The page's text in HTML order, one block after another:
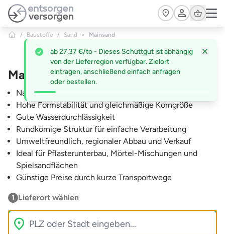
Zum Hauptinhalt springen
Cart
ab 27,37 €/to - Dieses Schüttgut ist abhängig
von der Lieferregion verfügbar. Zielort
eintragen, anschließend einfach anfragen
oder bestellen.
/ Baustoffe / Sand > Mainsand
Mainsand
Natürlich gewaschen und sauber
Hohe Formstabilität und gleichmäßige Körngröße
Gute Wasserdurchlässigkeit
Rundkörnige Struktur für einfache Verarbeitung
Umweltfreundlich, regionaler Abbau und Verkauf
Ideal für Pflasterunterbau, Mörtel-Mischungen und
Spielsandflächen
Günstige Preise durch kurze Transportwege
1 Lieferort wählen